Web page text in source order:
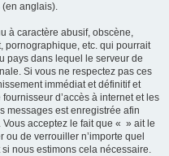
(en anglais).
à caractère abusif, obscène,
pornographique, etc. qui pourrait
pays dans lequel le serveur de
Si vous ne respectez pas ces
immédiat et définitif et
d’accès à internet et les
messages est enregistrée afin
acceptez le fait que « » ait le
de verrouiller n’importe quel
nous estimons cela nécessaire.